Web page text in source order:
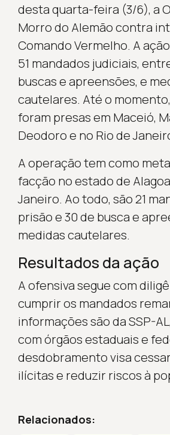
desta quarta-feira (3/6), a
Morro do Alemão contra
Comando Vermelho. A
51 mandados judiciais,
buscas e apreensões, e
cautelares. Até o
foram presas em Maceió,
Deodoro e no Rio de
A operação tem como
facção no estado de
Janeiro. Ao todo, são 21
prisão e 30 de busca e
medidas cautelares.
Resultados da ação
A ofensiva segue com
cumprir os mandados
informações são da SSP-
com órgãos estaduais e
desdobramento visa
ilícitas e reduzir riscos à
Relacionados: